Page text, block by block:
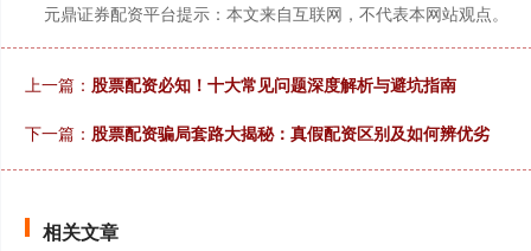
元鼎证券配资平台提示：本文来自互联网，不代表本网站观点。
上一篇： 股票配资必知！十大常见问题深度解析与避坑指南
下一篇： 股票配资骗局套路大揭秘：真假配资区别及如何辨优劣
相关文章